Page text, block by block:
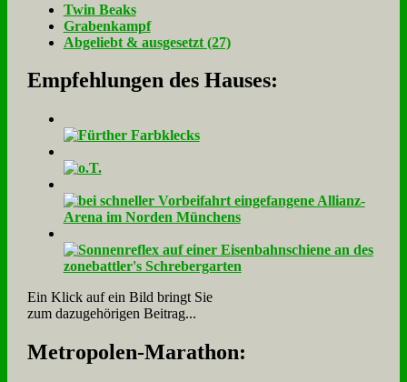
Twin Beaks
Gra­ben­kampf
Ab­ge­liebt & aus­ge­setzt (27)
Empfehlungen des Hauses:
Ein Klick auf ein Bild bringt Sie
zum dazugehörigen Beitrag...
Me­tro­po­len-Ma­ra­thon: